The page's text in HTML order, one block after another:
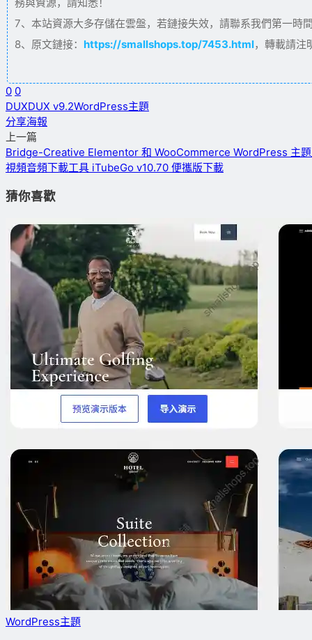
7、本站資源大多存儲在雲盤，若鏈接失效，請聯系我們第一
8、原文鏈接： https://smallshops.top/7453.html，轉載請注
0 0
DUXDUX v9.2WordPress主題
分享海報
上一篇
Bridge-Creative Elementor 和 WooCommerce WordPress 主
視頻音頻下載工具 iTubeGo v10.70 便攜版下載
猜你喜歡
WordPress主題